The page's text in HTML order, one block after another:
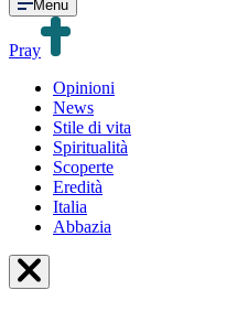
Menu
Pray
Opinioni
News
Stile di vita
Spiritualità
Scoperte
Eredità
Italia
Abbazia